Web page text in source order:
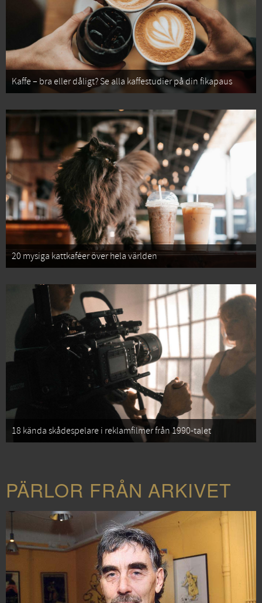
Kaffe – bra eller dåligt? Se alla kaffestudier på din fikapaus
20 mysiga kattkaféer över hela världen
18 kända skådespelare i reklamfilmer från 1990-talet
PÄRLOR FRÅN ARKIVET